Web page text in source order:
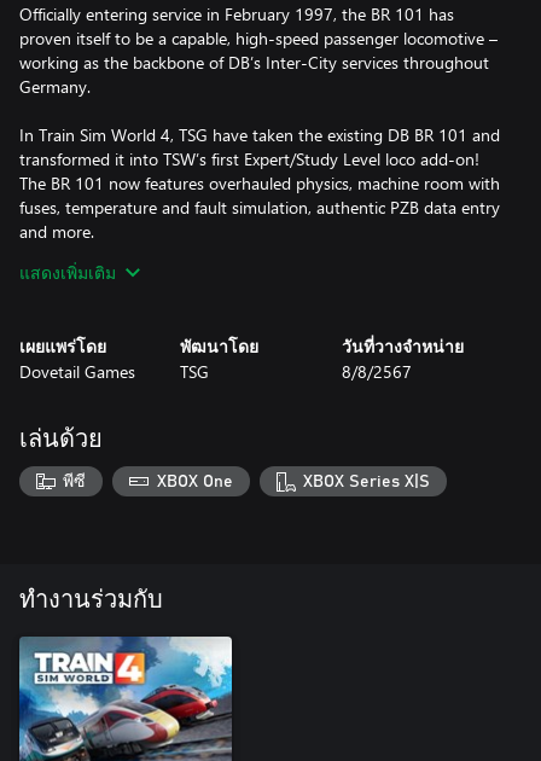
Officially entering service in February 1997, the BR 101 has
proven itself to be a capable, high-speed passenger locomotive –
working as the backbone of DB’s Inter-City services throughout
Germany.
In Train Sim World 4, TSG have taken the existing DB BR 101 and
transformed it into TSW’s first Expert/Study Level loco add-on!
The BR 101 now features overhauled physics, machine room with
fuses, temperature and fault simulation, authentic PZB data entry
and more.
Be sure to play the tutorials & read the manual for this loco!
แสดงเพิ่มเติม
เผยแพร่โดย
Dovetail Games
พัฒนาโดย
TSG
วันที่วางจำหน่าย
8/8/2567
เล่นด้วย
พีซี XBOX One XBOX Series X|S
ทำงานร่วมกับ